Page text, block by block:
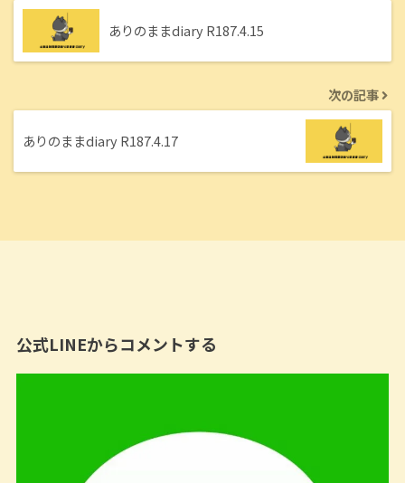
ありのままdiary R187.4.15
次の記事
ありのままdiary R187.4.17
公式LINEからコメントする